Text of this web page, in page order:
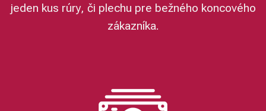
jeden kus rúry, či plechu pre bežného koncového
zákazníka.